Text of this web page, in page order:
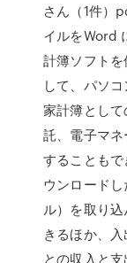
さん（1件）
イルをWord
計簿ソフト
して、パソ
家計簿とし
託、電子マ
することも
ウンロード
ル）を取り
きるほか、
との収入と